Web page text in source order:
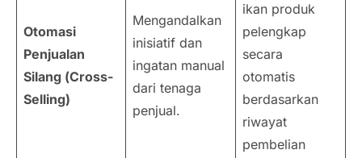
Otomasi
Penjualan
Silang (Cross-
Selling)
Mengandalkan
inisiatif dan
ingatan manual
dari tenaga
penjual.
ikan produk
pelengkap
secara
otomatis
berdasarkan
riwayat
pembelian